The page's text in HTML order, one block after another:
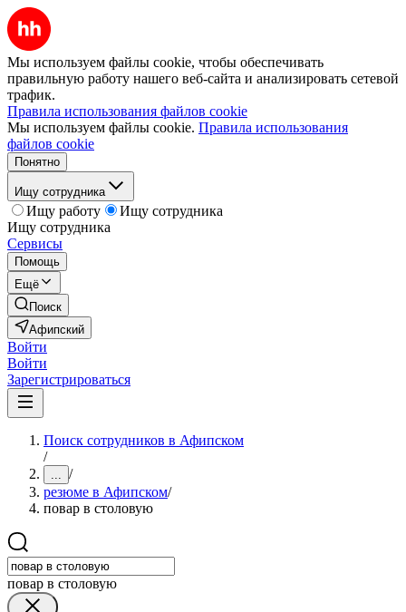
Мы используем файлы cookie, чтобы обеспечивать
правильную работу нашего веб-сайта и анализировать сетевой
трафик.
Правила использования файлов cookie
Мы используем файлы cookie. Правила использования
файлов cookie
Понятно
Ищу сотрудника
Ищу работу
Ищу сотрудника
Ищу сотрудника
Сервисы
Помощь
Ещё
Поиск
Афипский
Войти
Войти
Зарегистрироваться
Поиск сотрудников в Афипском
/
... /
резюме в Афипском/
повар в столовую
повар в столовую